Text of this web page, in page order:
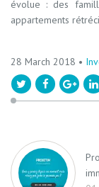
évolue : des
appartements
28 March 2018 •